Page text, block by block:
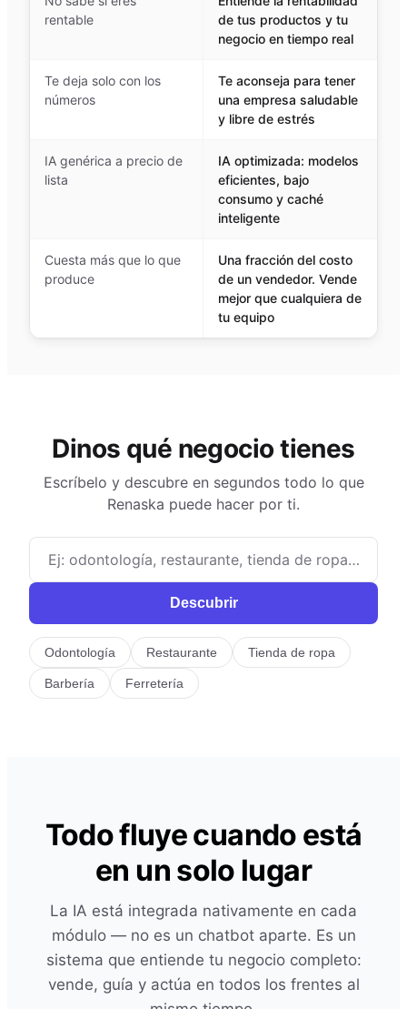
rentable
de tus productos y tu
negocio en tiempo real
Te deja solo con los
números
Te aconseja para tener
una empresa saludable
y libre de estrés
IA genérica a precio de
lista
IA optimizada: modelos
eficientes, bajo
consumo y caché
inteligente
Cuesta más que lo que
produce
Una fracción del costo
de un vendedor. Vende
mejor que cualquiera de
tu equipo
Dinos qué negocio tienes
Escríbelo y descubre en segundos todo lo que
Renaska puede hacer por ti.
Descubrir
Odontología Restaurante Tienda de ropa
Barbería Ferretería
Todo fluye cuando está
en un solo lugar
La IA está integrada nativamente en cada
módulo — no es un chatbot aparte. Es un
sistema que entiende tu negocio completo:
vende, guía y actúa en todos los frentes al